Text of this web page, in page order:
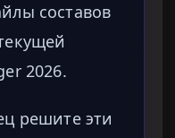
составов
2026.
решите эти